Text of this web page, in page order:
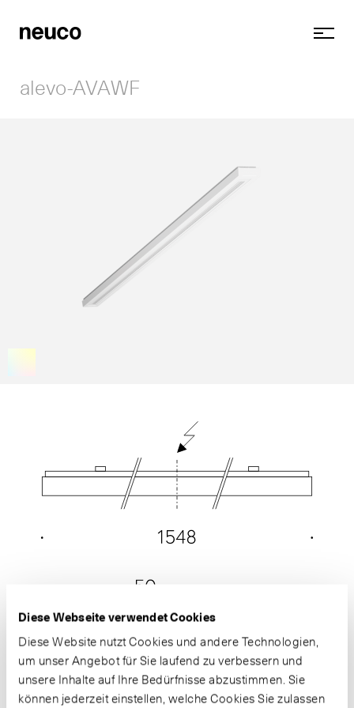
Diese Webseite verwendet Cookies
Diese Website nutzt Cookies und andere Technologien,
um unser Angebot für Sie laufend zu verbessern und
unsere Inhalte auf Ihre Bedürfnisse abzustimmen. Sie
können jederzeit einstellen, welche Cookies Sie zulassen
alevo-AVAWF